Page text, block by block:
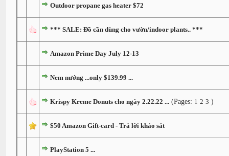
Outdoor propane gas heater $72
*** SALE: Đồ cần dùng cho vườn/indoor plants.. ***
Amazon Prime Day July 12-13
Nem nướng ...only $139.99 ...
Krispy Kreme Donuts cho ngày 2.22.22 ... (Pages: 1 2 3 )
$50 Amazon Gift-card - Trả lời khảo sát
PlayStation 5 ...